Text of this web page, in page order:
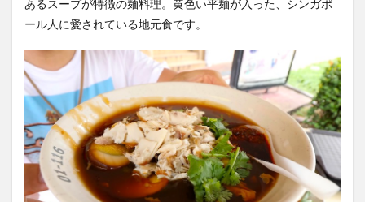
バナナ
1.9
Nyonya
Chendol
のチェ
ンドル
2
オー
ルドエア
ポートロ
ードフー
ドセンタ
ー（Old
あるスープが特徴の麺料理。黄色い平麺が入った、シンガポ
ール人に愛されている地元食です。